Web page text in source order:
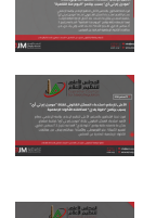
ك
u
b
e